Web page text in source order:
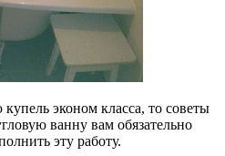
эконом класса, то советы
ванну вам обязательно
эту работу.